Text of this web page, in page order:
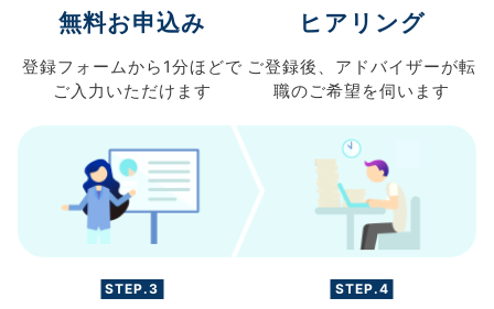
無料お申込み
登録フォームから 1分ほどで
ご入力 いただけます
ヒアリング
ご登録後、 アドバイザーが転
職のご希望を伺います
STEP.3 STEP.4